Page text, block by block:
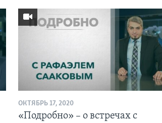
ОКТЯБРЬ 17, 2020
«Подробно» – о встречах с